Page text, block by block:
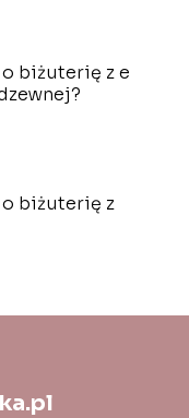
biżuterię z e
biżuterię z